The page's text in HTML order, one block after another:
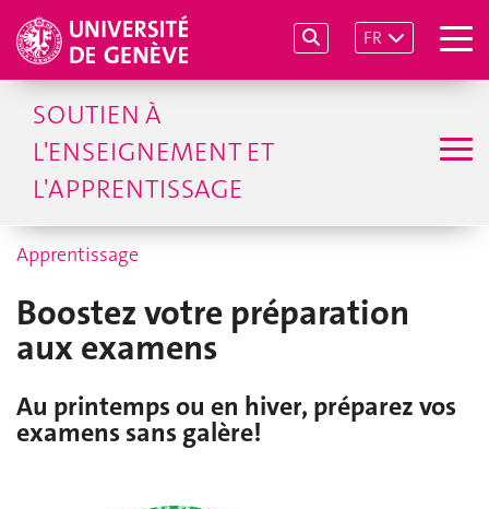
FR
SOUTIEN À
L'ENSEIGNEMENT ET
L'APPRENTISSAGE
Apprentissage
Boostez votre préparation
aux examens
Au printemps ou en hiver, préparez vos
examens sans galère!